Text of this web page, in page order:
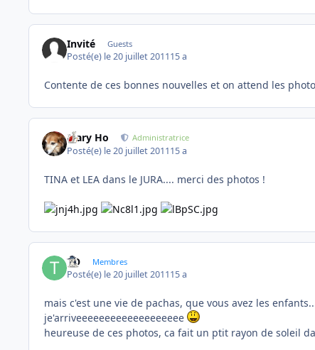
Invité Guests
Posté(e) le 20 juillet 201115 a
Contente de ces bonnes nouvelles et on attend les
Mary Ho Administratrice
Posté(e) le 20 juillet 201115 a
TINA et LEA dans le JURA.... merci des photos !
TO Membres
Posté(e) le 20 juillet 201115 a
mais c'est une vie de pachas, que vous avez les
je'arriveeeeeeeeeeeeeeeeeee
heureuse de ces photos, ca fait un ptit rayon de soleil